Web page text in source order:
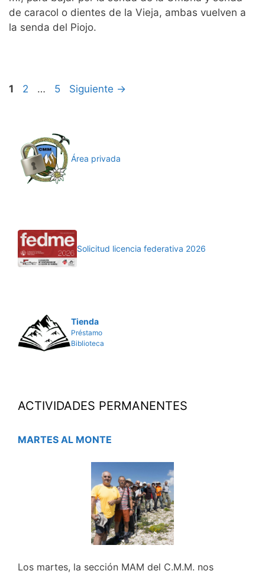
de caracol o dientes de la Vieja, ambas vuelven a
la senda del Piojo.
Página
1 Página
2 … Página
5 Siguiente →
Área privada
Solicitud licencia federativa 2026
Tienda
Préstamo
Biblioteca
ACTIVIDADES PERMANENTES
MARTES AL MONTE
Los martes, la sección MAM del C.M.M. nos